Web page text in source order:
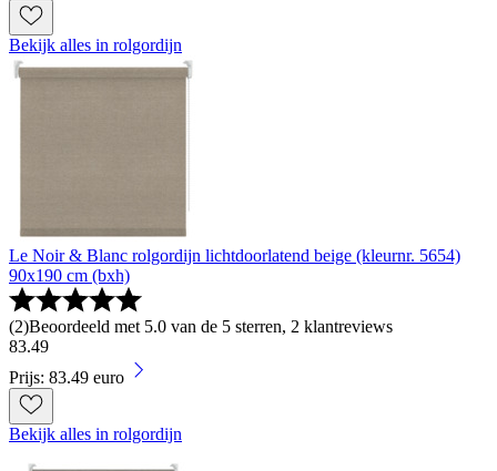
Bekijk alles in rolgordijn
Le Noir & Blanc rolgordijn lichtdoorlatend beige (kleurnr. 5654)
90x190 cm (bxh)
(2)Beoordeeld met 5.0 van de 5 sterren, 2 klantreviews
83.49
Prijs: 83.49 euro
Bekijk alles in rolgordijn